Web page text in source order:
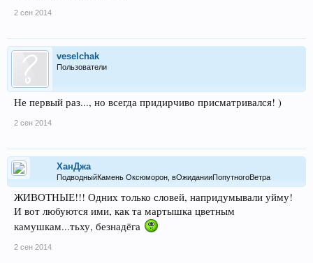
2 сен 2014
veselchak
Пользователи
Не первый раз..., но всегда придирчиво присматривался! )
2 сен 2014
ХанДжа
ПодводныйКамень Оксюморон, вОжиданииПопутногоВетра
ЖИВОТНЫЕ!!! Одних только словей, напридумывали уйму!
И вот любуются ими, как та мартышка цветным
камушкам...тьху, безнадёга
2 сен 2014